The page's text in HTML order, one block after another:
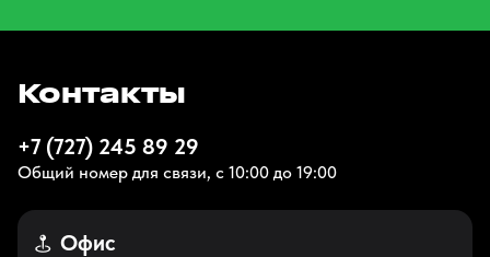
Контакты
+7 (727) 245 89 29
Общий номер для связи, с 10:00 до 19:00
Офис